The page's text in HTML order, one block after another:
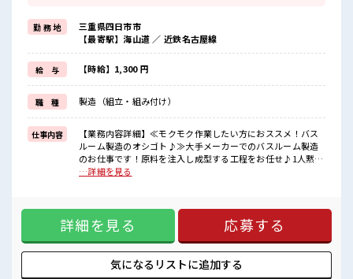
週末は家族や友人と一緒にプライベート満喫！
≪髪色自由で自分らしく働く≫
明るすぎたり奇抜でなければ基本的に自由！
(規定有)≪ラクラク制服アリ≫
制服があるので、
毎日の服装の悩み解消♪
≪未経験OKの仕事≫
新しいことにチャレンジするのは不安だけど、
しっかり働く環境が整っています！
イチからスキルUP・ステップUP目指していきましょう！
■職場の雰囲気
髪型・髪色自由♪
20代が多数活躍中！
社会人経験が浅くてもOK！
ここから経験積んでいきましょ！
勤 務 地
三重県四日市市
【最寄駅】海山道 ／ 近鉄名古屋線
給 与 【時給】1,300 円
職 種 製造（組立・組み付け）
仕事内容
【業務内容詳細】≪モクモク作業したい方におススメ！バス
ルーム製造のオシゴト♪≫大手メーカーでのバスルーム製造
のお仕事です！原料を注入し成型する工程をお任せ♪1人黙々
と作業されたい方、ライン工程で作業されたい方は大歓迎。
ップ≫ 残業は月20時間未満で、 ほどよく稼げます♪ ≪週休2
日制≫ 週末は家族や友人と一緒にプライベート満喫！ ≪髪色
自由で自分らしく働く≫ 明るすぎたり奇抜でなければ基本的
に自由！ (規定有)≪ラクラク制服アリ≫ 制服があるので、 毎
日の服装の悩み解消♪ ≪未経験OKの仕事≫ 新しいことにチ
ャレンジするのは不安だけど、 しっかり働く環境が整ってい
…詳細を見る
詳細を見る 応募する
気になるリストに追加する